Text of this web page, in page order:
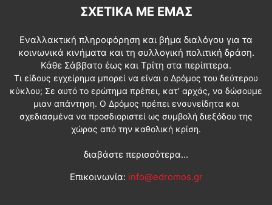
ΣΧΕΤΙΚΆ ΜΕ ΕΜΆΣ
Εναλλακτική πληροφόρηση και βήμα διαλόγου για τα
κοινωνικά κινήματα και τη συλλογική πολιτική δράση.
Κάθε Σάββατο έως και Τρίτη στα περίπτερα.
Τι είδους εγχείρημα μπορεί να είναι ο Δρόμος του δεύτερου
κύκλου; Σε αυτό το ερώτημα πρέπει, κατ’ αρχάς, να δώσουμε
μιαν απάντηση. Ο Δρόμος πρέπει ενσυνείδητα και
σχεδιασμένα να προσδιοριστεί ως συμβολή διεξόδου της
χώρας από την καθολική κρίση.
διαβάστε περισσότερα...
Επικοινωνία: info@edromos.gr